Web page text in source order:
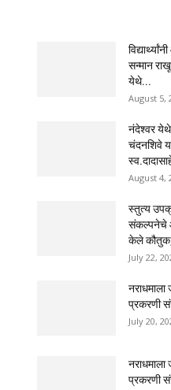
सन्मान
येथे...
August 5,
नंदेश्वर येथे
चंदनशिवे
August 4,
स्तुत्य
संकल्पनेचे
केले
July 22,
प्रकरणी
July 20,
प्रकरणी